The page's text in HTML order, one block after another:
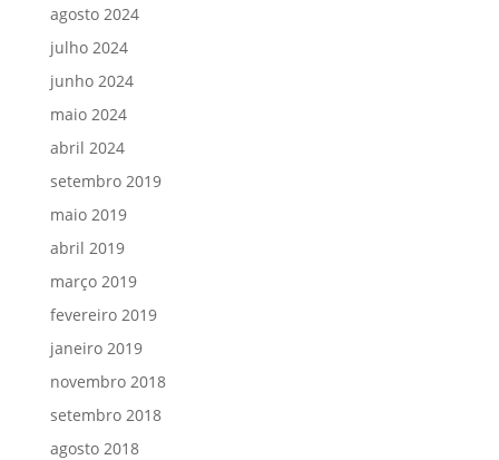
agosto 2024
julho 2024
junho 2024
maio 2024
abril 2024
setembro 2019
maio 2019
abril 2019
março 2019
fevereiro 2019
janeiro 2019
novembro 2018
setembro 2018
agosto 2018